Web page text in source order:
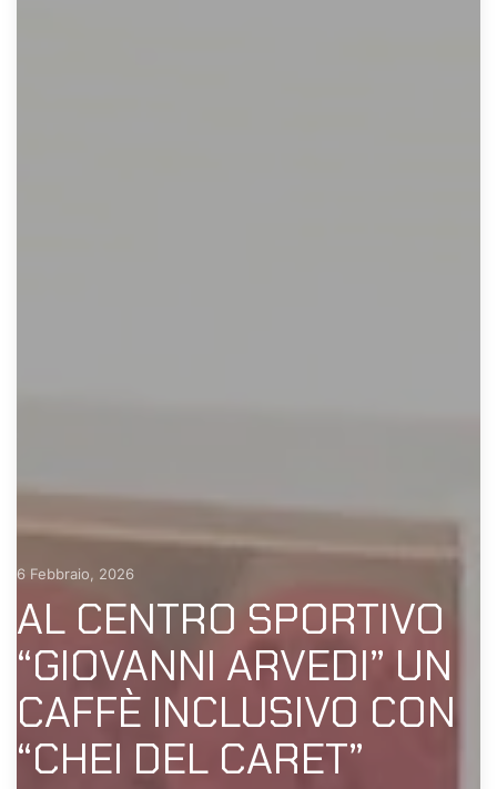
6 Febbraio, 2026
AL CENTRO SPORTIVO
“GIOVANNI ARVEDI” UN
CAFFÈ INCLUSIVO CON
“CHEI DEL CARET”